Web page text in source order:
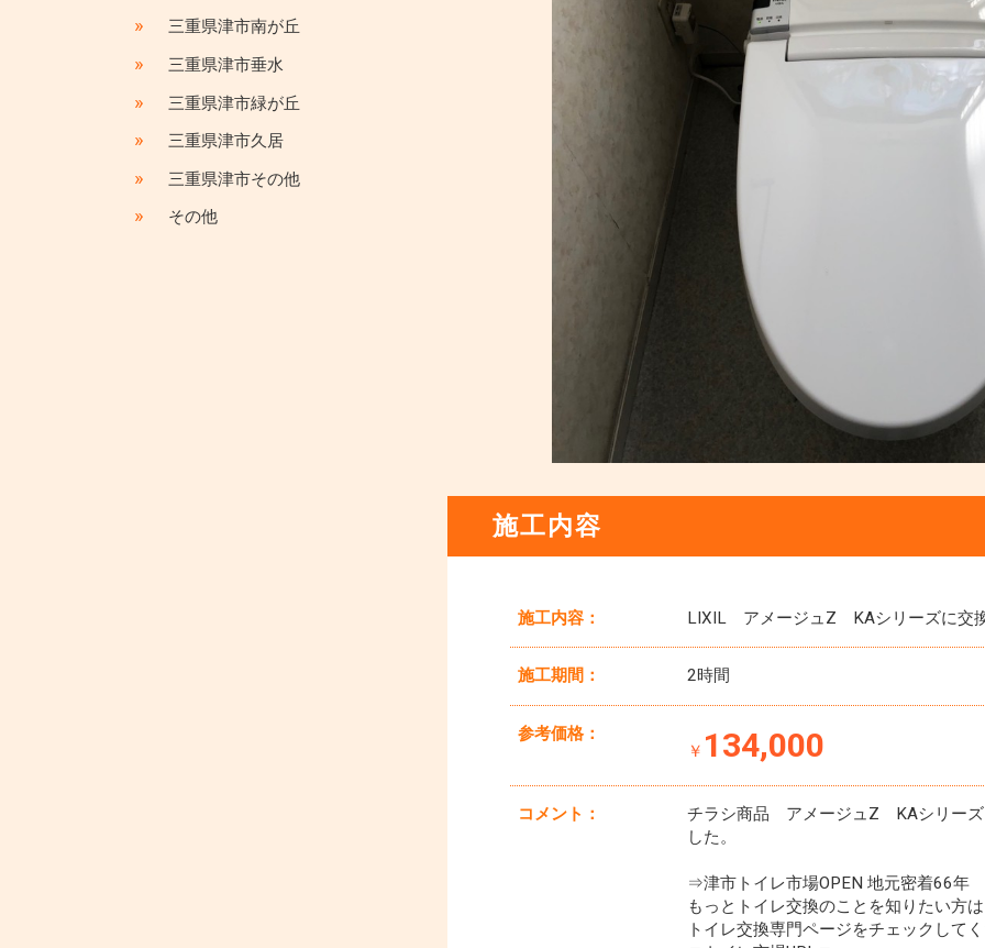
施工内容
施工内容： LIXIL アメージュZ KAシリーズに交
施工期間： 2時間
参考価格：
￥ 134,000
コメント：
チラシ商品 アメージュZ KAシリーズ
した。
⇒津市トイレ市場OPEN 地元密着66年
もっとトイレ交換のことを知りたい方は
トイレ交換専門ページをチェックして
» 三重県津市南が丘
» 三重県津市垂水
» 三重県津市緑が丘
» 三重県津市久居
» 三重県津市その他
» その他